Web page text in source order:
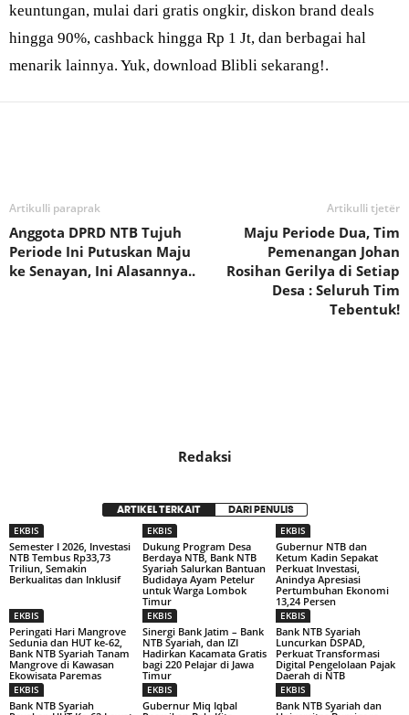
keuntungan, mulai dari gratis ongkir, diskon brand deals
hingga 90%, cashback hingga Rp 1 Jt, dan berbagai hal
menarik lainnya. Yuk, download Blibli sekarang!.
Artikulli paraprak
Anggota DPRD NTB Tujuh
Periode Ini Putuskan Maju
ke Senayan, Ini Alasannya..
Artikulli tjetër
Maju Periode Dua, Tim
Pemenangan Johan
Rosihan Gerilya di Setiap
Desa : Seluruh Tim
Tebentuk!
Redaksi
ARTIKEL TERKAIT DARI PENULIS
EKBIS
Semester I 2026, Investasi
NTB Tembus Rp33,73
Triliun, Semakin
Berkualitas dan Inklusif
EKBIS
Dukung Program Desa
Berdaya NTB, Bank NTB
Syariah Salurkan Bantuan
Budidaya Ayam Petelur
untuk Warga Lombok
Timur
EKBIS
Gubernur NTB dan
Ketum Kadin Sepakat
Perkuat Investasi,
Anindya Apresiasi
Pertumbuhan Ekonomi
13,24 Persen
EKBIS
Peringati Hari Mangrove
Sedunia dan HUT ke-62,
Bank NTB Syariah Tanam
Mangrove di Kawasan
Ekowisata Paremas
EKBIS
Sinergi Bank Jatim – Bank
NTB Syariah, dan IZI
Hadirkan Kacamata Gratis
bagi 220 Pelajar di Jawa
Timur
EKBIS
Bank NTB Syariah
Luncurkan DSPAD,
Perkuat Transformasi
Digital Pengelolaan Pajak
Daerah di NTB
EKBIS
Bank NTB Syariah
EKBIS
Gubernur Miq Iqbal
EKBIS
Bank NTB Syariah dan